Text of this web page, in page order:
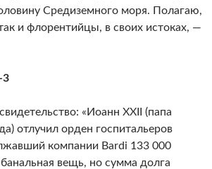
Средиземного моря. Полагаю,
и флорентийцы, в своих истоках, —
«Иоанн XXII (папа
отлучил орден госпитальеров
компании Bardi 133 000
вещь, но сумма долга